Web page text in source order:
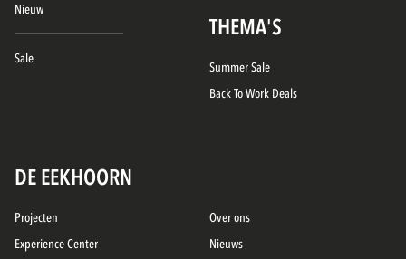
Nieuw
Sale
THEMA'S
Summer Sale
Back To Work Deals
DE EEKHOORN
Projecten
Experience Center
Over ons
Nieuws